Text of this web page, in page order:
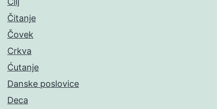
Čitanje
Čovek
Crkva
Ćutanje
Danske poslovice
Deca